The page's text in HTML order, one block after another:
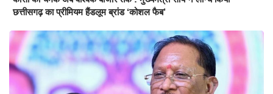
छत्तीसगढ़ का प्रीमियम हैंडलूम ब्रांड ‘कोशल फैब’